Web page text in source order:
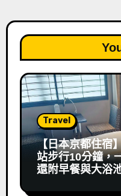
Travel
【日本京都住宿
站步行10分鐘，
還附早餐與大浴